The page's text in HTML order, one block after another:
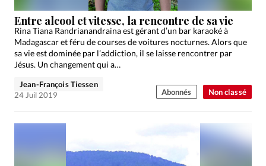
Édition: Internationale
Devise:CHF
RUBRIQUES
Tous les articles
Actualité chrétienne
Actualité internationale
Chronique
Culture
Dossier
Génération réveil
Monde
Tour du monde des Eglises
Trait d'Ixène
Vie Intérieure
Non classé
Entre alcool et vitesse, la rencontre de sa vie
Rina Tiana Randrianandraina est gérant d’un bar karaoké à
Madagascar et féru de courses de voitures nocturnes. Alors que
sa vie est dominée par l’addiction, il se laisse rencontrer par
Jésus. Un changement qui a…
Jean-François Tiessen
24 Juil 2019
Abonnés